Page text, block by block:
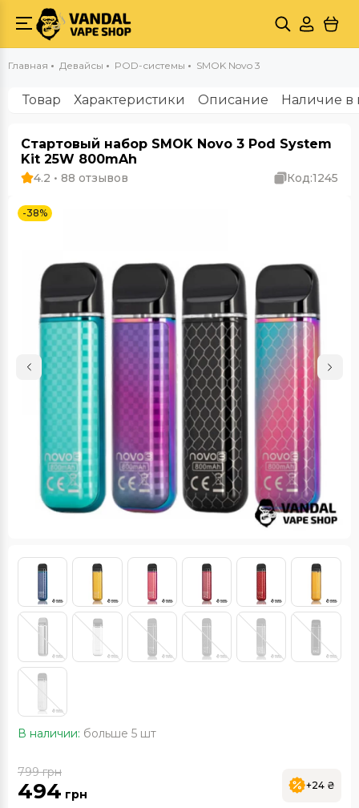
Главная Девайсы POD-системы SMOK Novo 3
Товар Характеристики Описание Наличие в
Стартовый набор SMOK Novo 3 Pod System
Kit 25W 800mAh
4.2 • 88 отзывов Код:1245
-38%
В наличии: больше 5 шт
799грн
494 грн
+24 ₴